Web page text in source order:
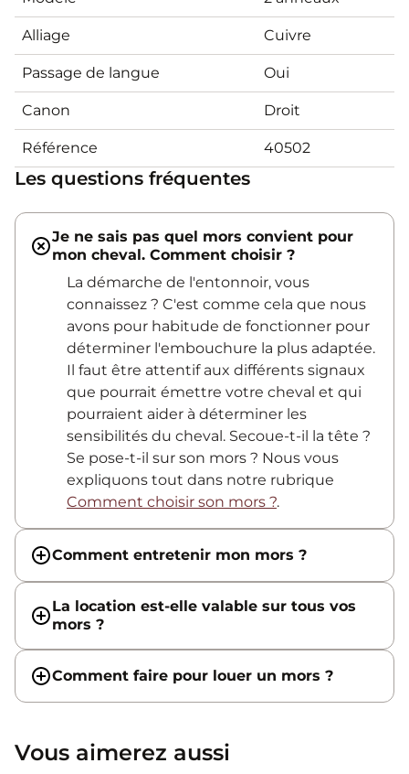
Alliage Cuivre
Passage de langue Oui
Canon Droit
Référence 40502
Les questions fréquentes
Je ne sais pas quel mors convient pour
mon cheval. Comment choisir ?
La démarche de l'entonnoir, vous
connaissez ? C'est comme cela que nous
avons pour habitude de fonctionner pour
déterminer l'embouchure la plus adaptée.
Il faut être attentif aux différents signaux
que pourrait émettre votre cheval et qui
pourraient aider à déterminer les
sensibilités du cheval. Secoue-t-il la tête ?
Se pose-t-il sur son mors ? Nous vous
expliquons tout dans notre rubrique
Comment choisir son mors ?.
Comment entretenir mon mors ?
La location est-elle valable sur tous vos
mors ?
Comment faire pour louer un mors ?
Vous aimerez aussi